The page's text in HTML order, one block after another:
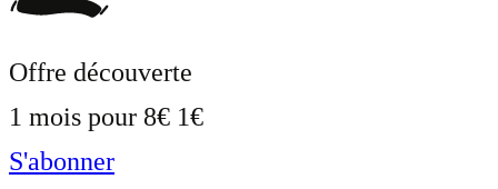
Offre découverte
1 mois pour 8€ 1€
S'abonner